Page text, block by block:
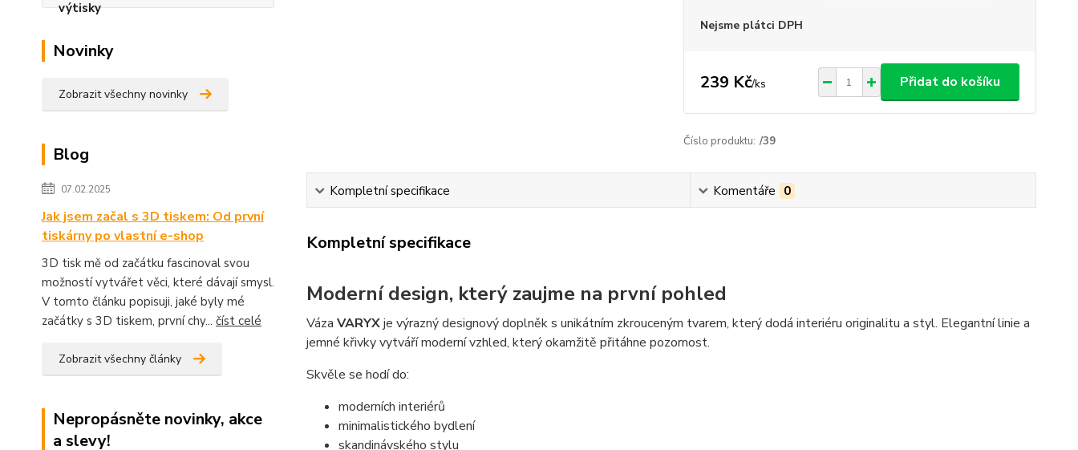
Novinky
Zobrazit všechny novinky
Blog
07.02.2025
Jak jsem začal s 3D tiskem: Od první
tiskárny po vlastní e-shop
3D tisk mě od začátku fascinoval svou
možností vytvářet věci, které dávají smysl.
V tomto článku popisuji, jaké byly mé
začátky s 3D tiskem, první chy... číst celé
Zobrazit všechny články
Nepropásněte novinky, akce
a slevy!
Nejsme plátci DPH
239 Kč/ks Přidat do košíku
Číslo produktu: /39
Kompletní specifikace Komentáře 0
Kompletní specifikace
Moderní design, který zaujme na první pohled
Váza VARYXje výrazný designový doplněk s unikátním zkrouceným tvarem, který dodá interiéru originalitu a styl. Elegantní linie a
jemné křivky vytváří moderní vzhled, který okamžitě přitáhne pozornost.
Skvěle se hodí do:
moderních interiérů
minimalistického bydlení
skandinávského stylu